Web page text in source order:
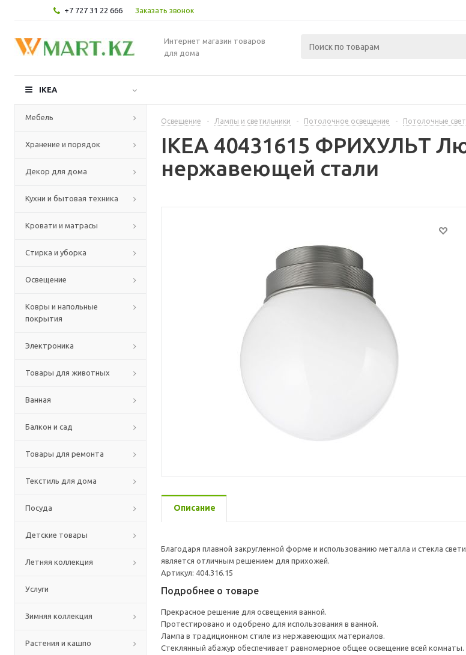
+7 727 31 22 666 Заказать звонок
Интернет магазин товаров
для дома
IKEA
Мебель
Хранение и порядок
Декор для дома
Кухни и бытовая техника
Кровати и матрасы
Стирка и уборка
Освещение
Ковры и напольные
покрытия
Электроника
Товары для животных
Ванная
Балкон и сад
Товары для ремонта
Текстиль для дома
Посуда
Детские товары
Летняя коллекция
Услуги
Зимняя коллекция
Растения и кашпо
Освещение - Лампы и светильники - Потолочное освещение - Потолочные
IKEA 40431615 ФРИХУЛЬТ
нержавеющей стали
Описание
Благодаря плавной закругленной форме и использованию металла и стекла
является отличным решением для прихожей.
Артикул: 404.316.15
Подробнее о товаре
Прекрасное решение для освещения ванной.
Протестировано и одобрено для использования в ванной.
Лампа в традиционном стиле из нержавеющих материалов.
Стеклянный абажур обеспечивает равномерное общее освещение всей комнаты.